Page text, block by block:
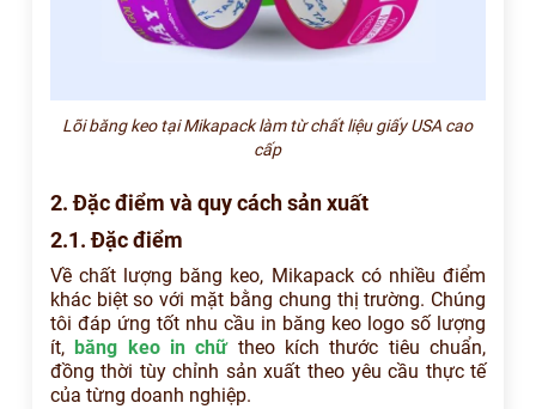
Lõi băng keo tại Mikapack làm từ chất liệu giấy USA cao
cấp
2. Đặc điểm và quy cách sản xuất
2.1. Đặc điểm
Về chất lượng băng keo, Mikapack có nhiều điểm
khác biệt so với mặt bằng chung thị trường. Chúng
tôi đáp ứng tốt nhu cầu in băng keo logo số lượng
ít, băng keo in chữtheo kích thước tiêu chuẩn,
đồng thời tùy chỉnh sản xuất theo yêu cầu thực tế
của từng doanh nghiệp.